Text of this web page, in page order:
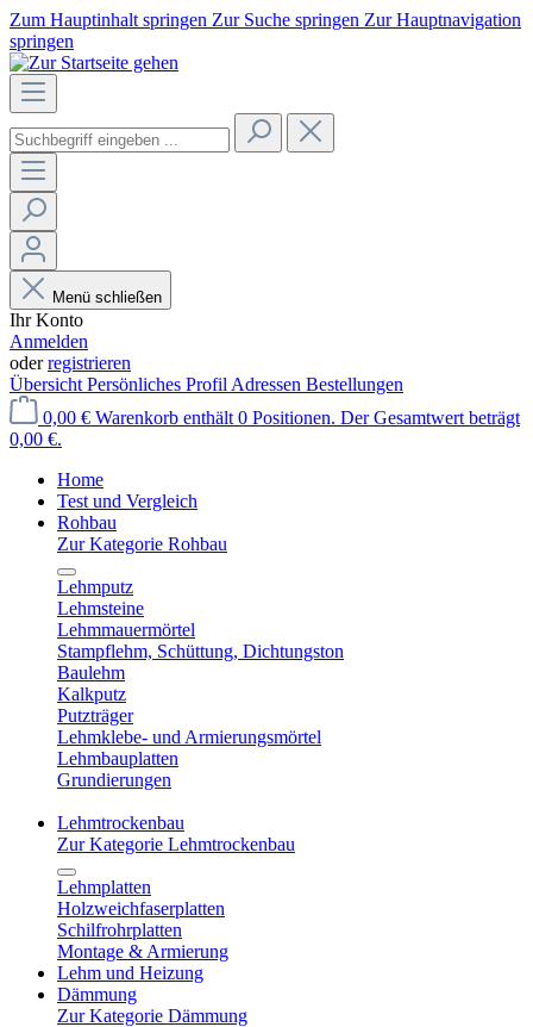
Zum Hauptinhalt springen Zur Suche springen Zur Hauptnavigation
springen
Menü schließen
Ihr Konto
Anmelden
oderregistrieren
Übersicht Persönliches Profil Adressen Bestellungen
0,00 € Warenkorb enthält 0 Positionen. Der Gesamtwert beträgt
0,00 €.
Home
Test und Vergleich
Rohbau
Zur Kategorie Rohbau
Lehmputz
Lehmsteine
Lehmmauermörtel
Stampflehm, Schüttung, Dichtungston
Baulehm
Kalkputz
Putzträger
Lehmklebe- und Armierungsmörtel
Lehmbauplatten
Grundierungen
Lehmtrockenbau
Zur Kategorie Lehmtrockenbau
Lehmplatten
Holzweichfaserplatten
Schilfrohrplatten
Montage & Armierung
Lehm und Heizung
Dämmung
Zur Kategorie Dämmung